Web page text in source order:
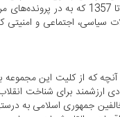
1400 به چاپ رسیده است. این اثر گران‌سنگ نگاهی است
آنچه که از کلیت این
جمهوری اسلامی به